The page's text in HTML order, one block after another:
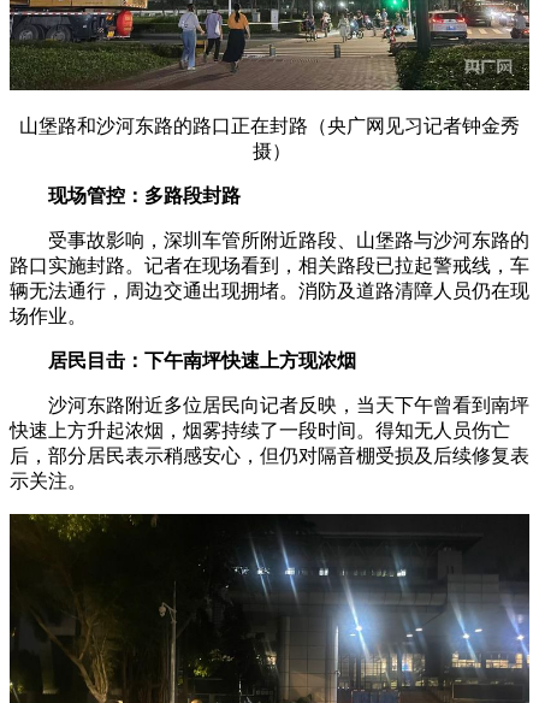
山堡路和沙河东路的路口正在封路（央广网见习记者钟金秀
摄）
现场管控：多路段封路
受事故影响，深圳车管所附近路段、山堡路与沙河东路的
路口实施封路。记者在现场看到，相关路段已拉起警戒线，车
辆无法通行，周边交通出现拥堵。消防及道路清障人员仍在现
场作业。
居民目击：下午南坪快速上方现浓烟
沙河东路附近多位居民向记者反映，当天下午曾看到南坪
快速上方升起浓烟，烟雾持续了一段时间。得知无人员伤亡
后，部分居民表示稍感安心，但仍对隔音棚受损及后续修复表
示关注。